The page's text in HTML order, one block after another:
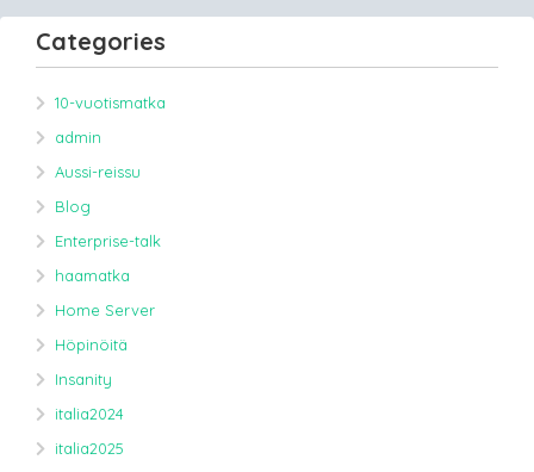
Categories
10-vuotismatka
admin
Aussi-reissu
Blog
Enterprise-talk
haamatka
Home Server
Höpinöitä
Insanity
italia2024
italia2025